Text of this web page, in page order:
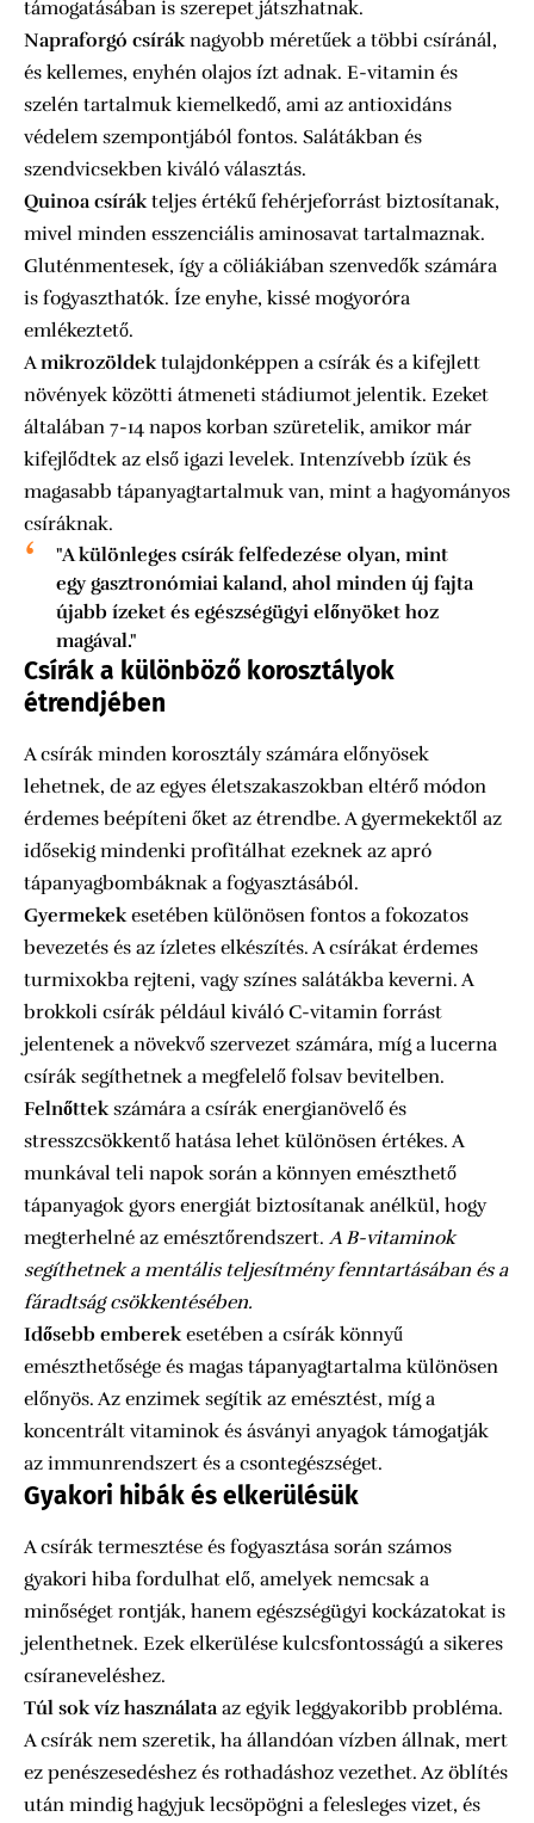
támogatásában is szerepet játszhatnak.
Napraforgó csíráknagyobb méretűek a többi csíránál,
és kellemes, enyhén olajos ízt adnak. E-vitamin és
szelén tartalmuk kiemelkedő, ami az antioxidáns
védelem szempontjából fontos. Salátákban és
szendvicsekben kiváló választás.
Quinoa csírákteljes értékű fehérjeforrást biztosítanak,
mivel minden esszenciális aminosavat tartalmaznak.
Gluténmentesek, így a cöliákiában szenvedők számára
is fogyaszthatók. Íze enyhe, kissé mogyoróra
emlékeztető.
Amikrozöldektulajdonképpen a csírák és a kifejlett
növények közötti átmeneti stádiumot jelentik. Ezeket
általában 7-14 napos korban szüretelik, amikor már
kifejlődtek az első igazi levelek. Intenzívebb ízük és
magasabb tápanyagtartalmuk van, mint a hagyományos
csíráknak.
"A különleges csírák felfedezése olyan, mint
egy gasztronómiai kaland, ahol minden új fajta
újabb ízeket és egészségügyi előnyöket hoz
magával."
Csírák a különböző korosztályok
étrendjében
A csírák minden korosztály számára előnyösek
lehetnek, de az egyes életszakaszokban eltérő módon
érdemes beépíteni őket az étrendbe. A gyermekektől az
idősekig mindenki profitálhat ezeknek az apró
tápanyagbombáknak a fogyasztásából.
Gyermekekesetében különösen fontos a fokozatos
bevezetés és az ízletes elkészítés. A csírákat érdemes
turmixokba rejteni, vagy színes salátákba keverni. A
brokkoli csírák például kiváló C-vitamin forrást
jelentenek a növekvő szervezet számára, míg a lucerna
csírák segíthetnek a megfelelő folsav bevitelben.
Felnőttekszámára a csírák energianövelő és
stresszcsökkentő hatása lehet különösen értékes. A
munkával teli napok során a könnyen emészthető
tápanyagok gyors energiát biztosítanak anélkül, hogy
megterhelné az emésztőrendszert. A B-vitaminok
segíthetnek a mentális teljesítmény fenntartásában és a
fáradtság csökkentésében.
Idősebb emberekesetében a csírák könnyű
emészthetősége és magas tápanyagtartalma különösen
előnyös. Az enzimek segítik az emésztést, míg a
koncentrált vitaminok és ásványi anyagok támogatják
az immunrendszert és a csontegészséget.
Gyakori hibák és elkerülésük
A csírák termesztése és fogyasztása során számos
gyakori hiba fordulhat elő, amelyek nemcsak a
minőséget rontják, hanem egészségügyi kockázatokat is
jelenthetnek. Ezek elkerülése kulcsfontosságú a sikeres
csíraneveléshez.
Túl sok víz használataaz egyik leggyakoribb probléma.
A csírák nem szeretik, ha állandóan vízben állnak, mert
ez penészesedéshez és rothadáshoz vezethet. Az öblítés
után mindig hagyjuk lecsöpögni a felesleges vizet, és